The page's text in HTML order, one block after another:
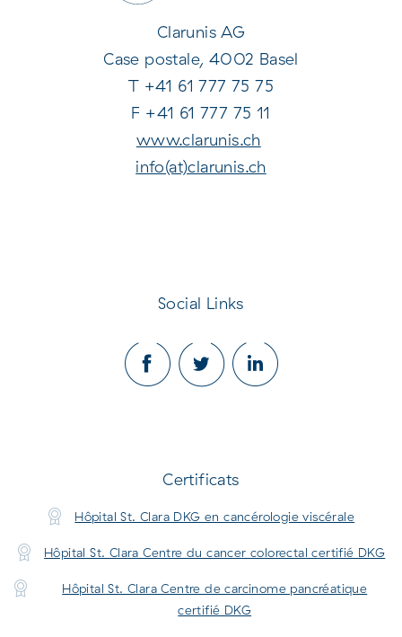
Clarunis AG
Case postale, 4002 Basel
T +41 61 777 75 75
F +41 61 777 75 11
www.clarunis.ch
info(at)clarunis.ch
Social Links
Certificats
Hôpital St. Clara DKG en cancérologie viscérale
Hôpital St. Clara Centre du cancer colorectal certifié DKG
Hôpital St. Clara Centre de carcinome pancréatique
certifié DKG